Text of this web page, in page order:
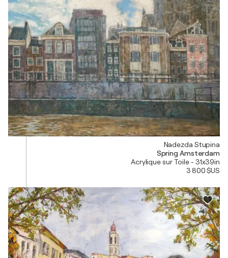
Nadezda Stupina
Spring Amsterdam
Acrylique sur Toile - 31x39in
3 800 $US